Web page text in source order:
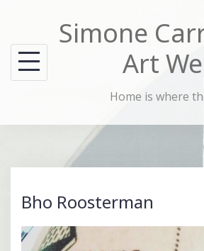
content
Simone
Art
Home is where
Bho Roosterman